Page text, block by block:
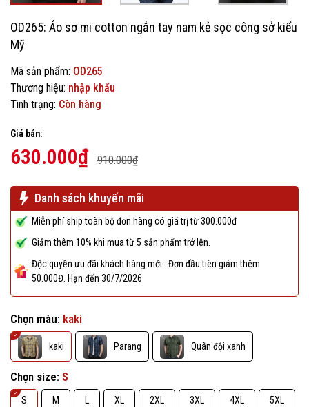
OD265: Áo sơ mi cotton ngắn tay nam kẻ sọc công sở kiểu
Mỹ
Mã sản phẩm: OD265
Thương hiệu: nhập khẩu
Tình trạng: Còn hàng
Giá bán:
630.000₫ 910.000₫
Danh sách khuyến mãi
Miễn phí ship toàn bộ đơn hàng có giá trị từ 300.000đ
Giảm thêm 10% khi mua từ 5 sản phẩm trở lên.
Độc quyền ưu đãi khách hàng mới : Đơn đầu tiên giảm thêm
50.000Đ. Hạn đến 30/7/2026
Chọn màu: kaki
kaki Parang Quân đội xanh
Chọn size: S
S M L XL 2XL 3XL 4XL 5XL